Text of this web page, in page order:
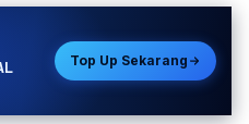
Top Up Sekarang